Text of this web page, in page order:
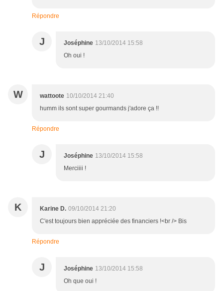
Répondre
J Joséphine 13/10/2014 15:58
Oh oui !
W wattoote 10/10/2014 21:40
humm ils sont super gourmands j'adore ça !!
Répondre
J Joséphine 13/10/2014 15:58
Merciiii !
K Karine D. 09/10/2014 21:20
C'est toujours bien appréciée des financiers !<br /> Bis
Répondre
J Joséphine 13/10/2014 15:58
Oh que oui !